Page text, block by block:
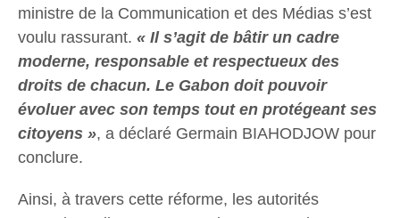
ministre de la Communication et des Médias s’est
voulu rassurant. « Il s’agit de bâtir un cadre
moderne, responsable et respectueux des
droits de chacun. Le Gabon doit pouvoir
évoluer avec son temps tout en protégeant ses
citoyens », a déclaré Germain BIAHODJOW pour
conclure.
Ainsi, à travers cette réforme, les autorités